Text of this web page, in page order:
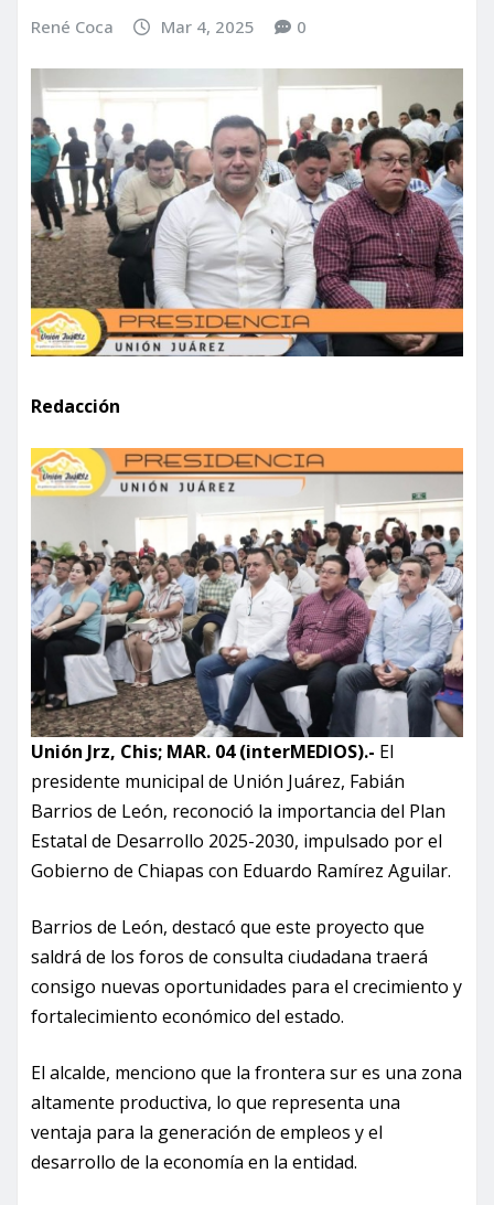
René Coca Mar 4, 2025 0
Redacción
Unión Jrz, Chis; MAR. 04 (interMEDIOS).- El
presidente municipal de Unión Juárez, Fabián
Barrios de León, reconoció la importancia del Plan
Estatal de Desarrollo 2025-2030, impulsado por el
Gobierno de Chiapas con Eduardo Ramírez Aguilar.
Barrios de León, destacó que este proyecto que
saldrá de los foros de consulta ciudadana traerá
consigo nuevas oportunidades para el crecimiento y
fortalecimiento económico del estado.
El alcalde, menciono que la frontera sur es una zona
altamente productiva, lo que representa una
ventaja para la generación de empleos y el
desarrollo de la economía en la entidad.